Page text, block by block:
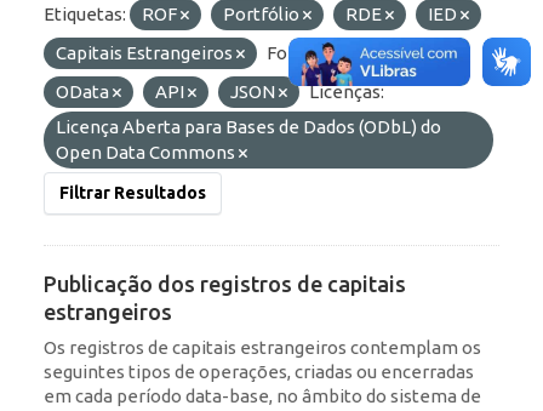
Etiquetas: ROF Portfólio RDE
IED
Capitais Estrangeiros
Formatos:
HTML
OData
API JSON
Licenças:
Licença Aberta para Bases de Dados (ODbL) do
Open Data Commons
Filtrar Resultados
Publicação dos registros de capitais
estrangeiros
Os registros de capitais estrangeiros contemplam os
seguintes tipos de operações, criadas ou encerradas
em cada período data-base, no âmbito do sistema de